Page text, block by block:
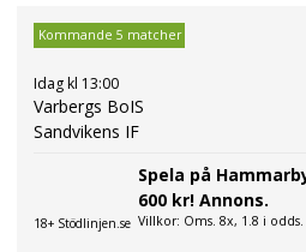
Kommande 5 matcher
Idag kl 13:00
Varbergs BoIS
Sandvikens IF
18+ Stödlinjen.se
Spela på
600 kr! Annons.
Villkor: Oms. 8x, 1.8 i